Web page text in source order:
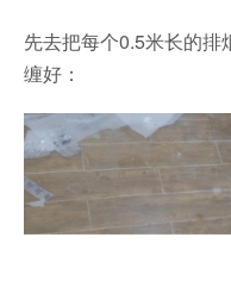
先去把每个0.5米长的
缠好：